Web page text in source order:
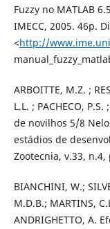
Fuzzy no MATLAB
IMECC, 2005. 46p.
<http://
ARBOITTE, M.Z. ;
L.L. ; PACHECO,
de novilhos 5/8
estádios de
Zootecnia, v.33, n.4,
BIANCHINI, W.;
M.D.B.; MARTINS,
ANDRIGHETTO, A.